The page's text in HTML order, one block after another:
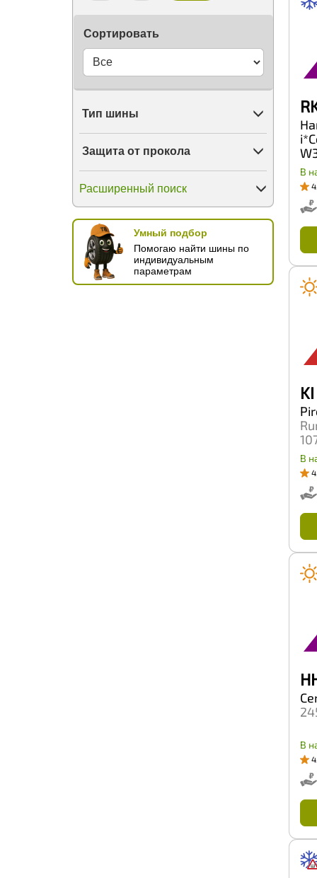
Nankang
Nexen
Nitto
Nokian Tyres
OGreen
Otani
Pace
Petlas
Pirelli
PowerTrac
Prinx
Pulmox
Rapid
Riostone
RoadBoss
Сортировать
Тип шины
Защита от прокола
Расширенный поиск
Умный подбор
Помогаю найти шины по
индивидуальным
параметрам
В
В
В